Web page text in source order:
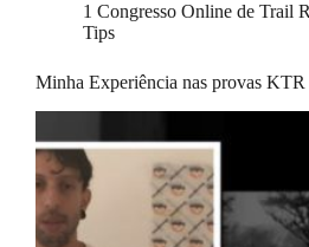
1 Congresso Online de Trail
Tips
Minha Experiência nas provas KTR